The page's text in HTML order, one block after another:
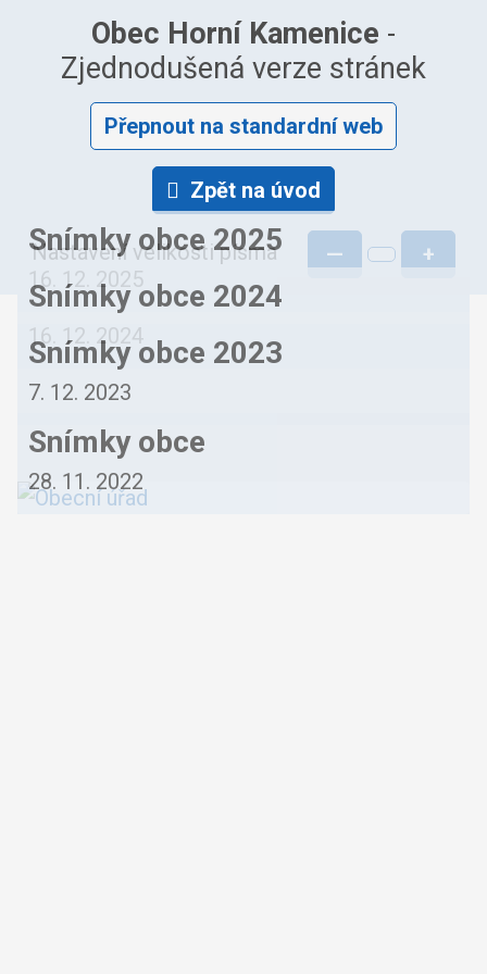
Obec Horní Kamenice -
Zjednodušená verze stránek
Přepnout na standardní web
Zpět na úvod
Nastavení velikosti písma — +
Snímky obce 2025
16. 12. 2025
Snímky obce 2024
16. 12. 2024
Snímky obce 2023
7. 12. 2023
Snímky obce
28. 11. 2022